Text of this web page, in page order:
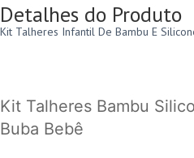
Detalhes do Produto
Kit Talheres Infantil De Bambu E
Kit Talheres Bambu
Buba Bebê